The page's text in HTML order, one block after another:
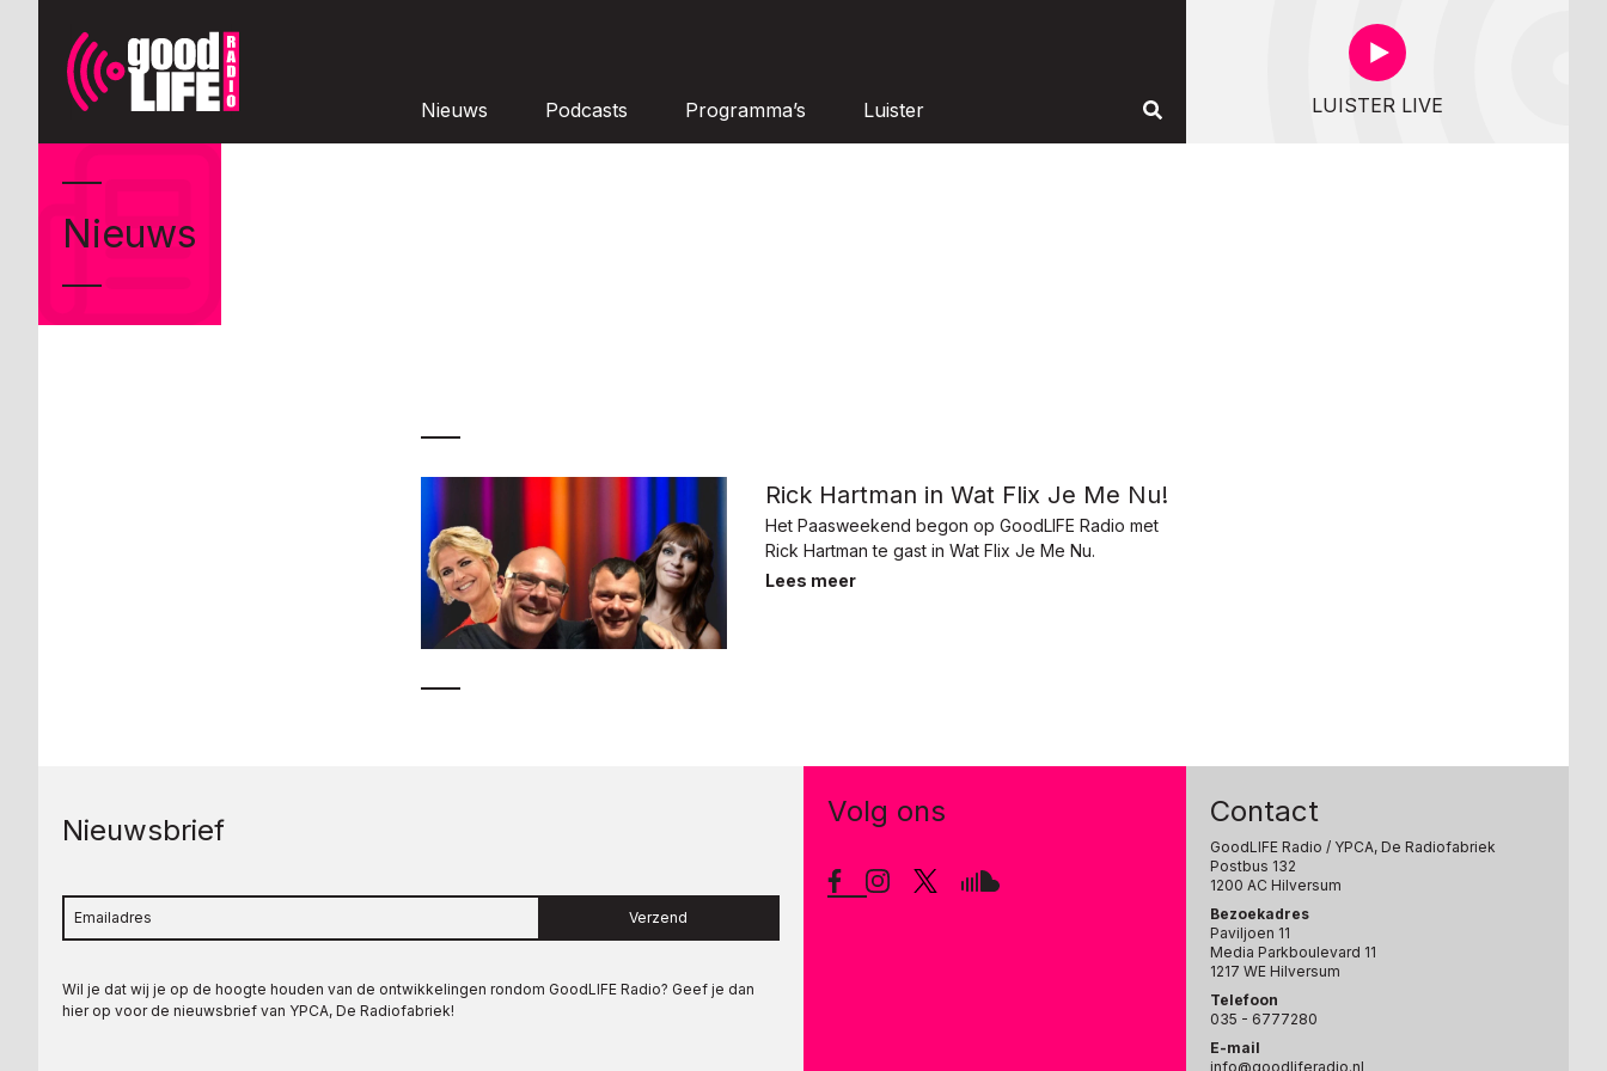
Nieuws Podcasts Programma’s Luister LUISTER LIVE
Nieuws
Rick Hartman in Wat Flix Je Me Nu!
Het Paasweekend begon op GoodLIFE Radio met
Rick Hartman te gast in Wat Flix Je Me Nu.
Lees meer
Nieuwsbrief
Verzend
Wil je dat wij je op de hoogte houden van de ontwikkelingen rondom GoodLIFE Radio? Geef je dan
hier op voor de nieuwsbrief van YPCA, De Radiofabriek!
Volg ons Contact
GoodLIFE Radio / YPCA, De Radiofabriek
Postbus 132
1200 AC Hilversum
Bezoekadres
Paviljoen 11
Media Parkboulevard 11
1217 WE Hilversum
Telefoon
035 - 6777280
E-mail
info@goodliferadio.nl